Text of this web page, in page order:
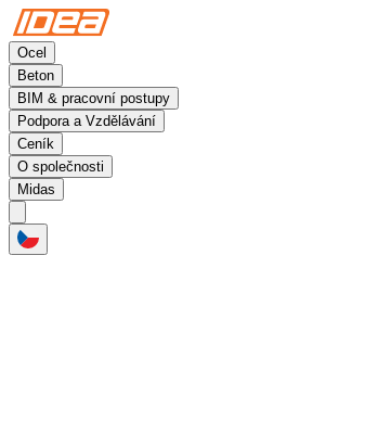
Ocel
Beton
BIM & pracovní postupy
Podpora a Vzdělávání
Ceník
O společnosti
Midas